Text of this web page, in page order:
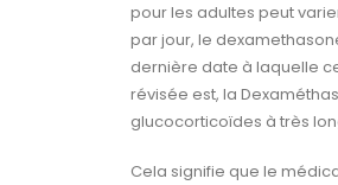
pour les adultes peut
par jour, le
dernière date à laquelle
révisée est, la
glucocorticoïdes à très
Cela signifie que le